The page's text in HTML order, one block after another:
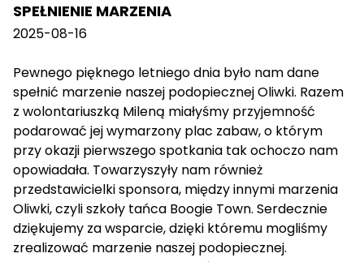
SPEŁNIENIE MARZENIA
2025-08-16
Pewnego pięknego letniego dnia było nam dane
spełnić marzenie naszej podopiecznej Oliwki. Razem
z wolontariuszką Mileną miałyśmy przyjemność
podarować jej wymarzony plac zabaw, o którym
przy okazji pierwszego spotkania tak ochoczo nam
opowiadała. Towarzyszyły nam również
przedstawicielki sponsora, między innymi marzenia
Oliwki, czyli szkoły tańca Boogie Town. Serdecznie
dziękujemy za wsparcie, dzięki któremu mogliśmy
zrealizować marzenie naszej podopiecznej.